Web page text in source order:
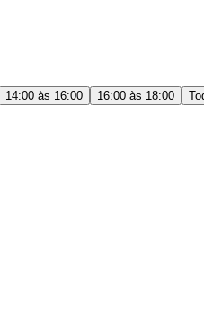
14:00 às 16:00 16:00 às 18:00